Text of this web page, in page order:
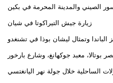
الصيني والمدينة المحرمة في بكين
زيارة جيش التيراكوتا في شيان
الباندا وتمثال ليشان بوذا في تشنغدو
معبد جوكهانغ، وشارع بارخور
الساحلية خلال جولة نهر اليانغتسي